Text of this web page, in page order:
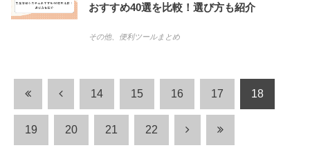
おすすめ40選を比較！選び方も紹介
その他、 便利ツールまとめ
14 15 16 17 18
19 20 21 22